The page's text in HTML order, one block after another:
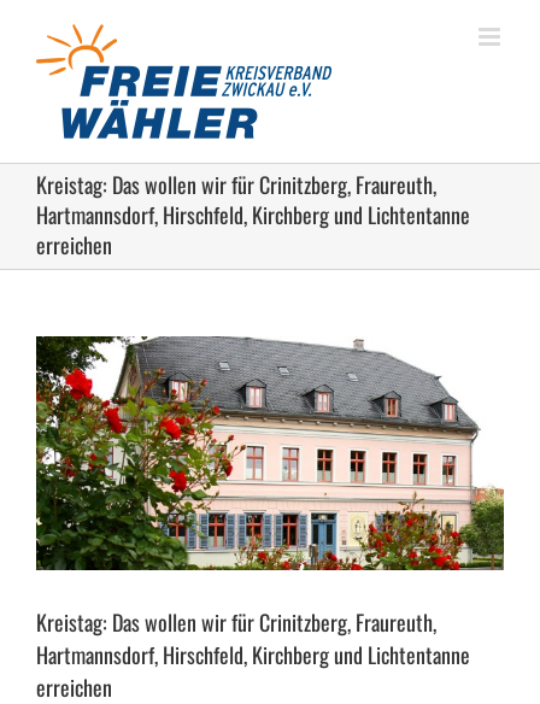
springen
Kreistag: Das wollen wir für Crinitzberg, Fraureuth,
Hartmannsdorf, Hirschfeld, Kirchberg und Lichtentanne
erreichen
Kreistag: Das wollen wir für Crinitzberg, Fraureuth,
Hartmannsdorf, Hirschfeld, Kirchberg und Lichtentanne
erreichen